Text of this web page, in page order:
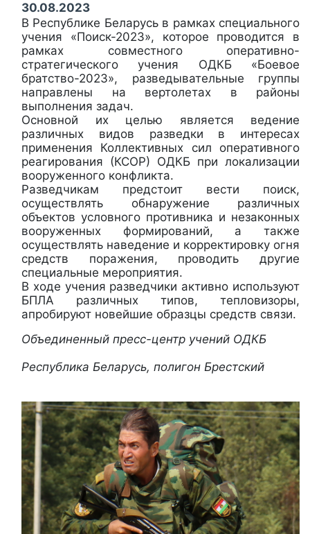
30.08.2023
В Республике Беларусь в рамках специального
учения «Поиск-2023», которое проводится в
рамках совместного оперативно-
стратегического учения ОДКБ «Боевое
братство-2023», разведывательные группы
направлены на вертолетах в районы
выполнения задач.
Основной их целью является ведение
различных видов разведки в интересах
применения Коллективных сил оперативного
реагирования (КСОР) ОДКБ при локализации
вооруженного конфликта.
Разведчикам предстоит вести поиск,
осуществлять обнаружение различных
объектов условного противника и незаконных
вооруженных формирований, а также
осуществлять наведение и корректировку огня
средств поражения, проводить другие
специальные мероприятия.
В ходе учения разведчики активно используют
БПЛА различных типов, тепловизоры,
апробируют новейшие образцы средств связи.
Объединенный пресс-центр учений ОДКБ
Республика Беларусь, полигон Брестский